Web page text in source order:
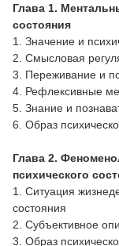
Глава 1.
состояния
1. Значение и
2. Смысловая
3. Переживание и
4. Рефлексивные
5. Знание и
6. Образ
Глава 2.
психического
1. Ситуация
состояния
2. Субъективное
3. Образ